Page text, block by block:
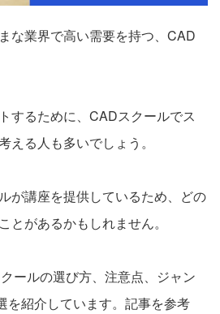
のお問い合わせ
な業界で高い需要を持つ、CAD
するために、CADスクールでス
える人も多いでしょう。
が講座を提供しているため、どの
とがあるかもしれません。
ールの選び方、注意点、ジャン
を紹介しています。記事を参考